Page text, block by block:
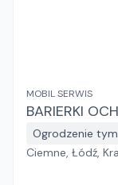
MOBIL SERWIS
BARIERKI
Ogrodzenie
Ciemne, Łódź,